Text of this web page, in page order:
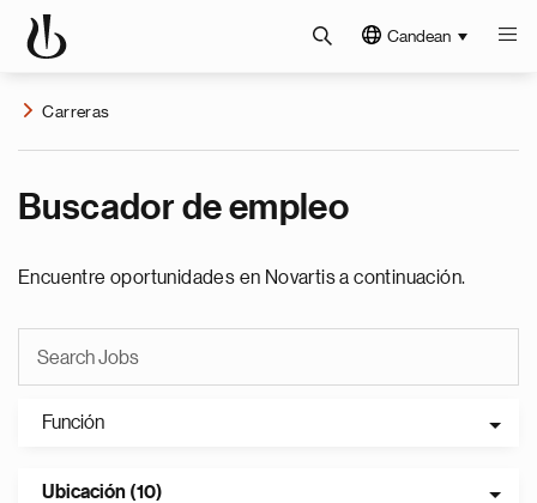
Candean
Carreras
Buscador de empleo
Encuentre oportunidades en Novartis a continuación.
Función
Ubicación (10)